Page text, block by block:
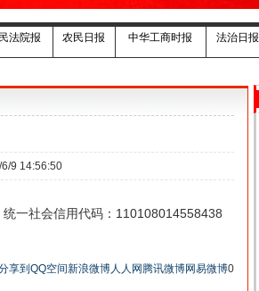
法院报 农民日报 中华工商时报 法治日报
9 14:56:50
一社会信用代码：110108014558438
享到 QQ空间新浪微博人人网 腾讯微博网易微博0